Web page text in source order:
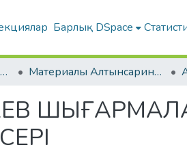
Барлық DSpace
Сборники и материалы конференций Материалы Алтынсаринских педагогических чтений